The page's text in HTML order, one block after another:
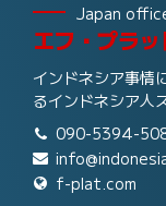
Japan
エフ・プラ
インドネシア事情
るインドネシア人
090-5394-
f-plat.com